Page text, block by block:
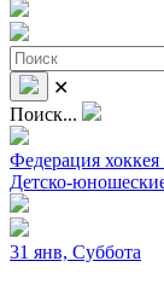
✕
Поиск...
Федерация хоккея
Детско-
31 янв, Суббота